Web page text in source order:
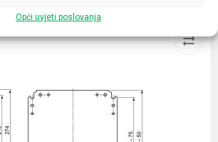
Opći uvjeti poslovanja